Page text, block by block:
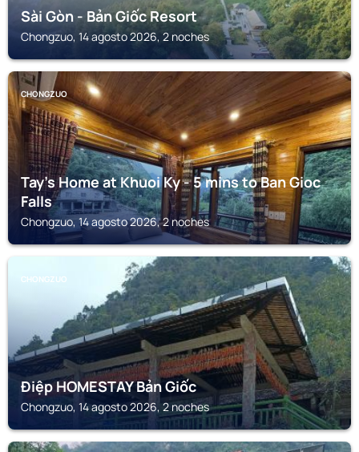
Sài Gòn - Bản Giốc Resort
Chongzuo, 14 agosto 2026, 2 noches
CHONGZUO
Tay's Home at Khuoi Ky - 5 mins to Ban Gioc
Falls
Chongzuo, 14 agosto 2026, 2 noches
CHONGZUO
Điệp HOMESTAY Bản Giốc
Chongzuo, 14 agosto 2026, 2 noches